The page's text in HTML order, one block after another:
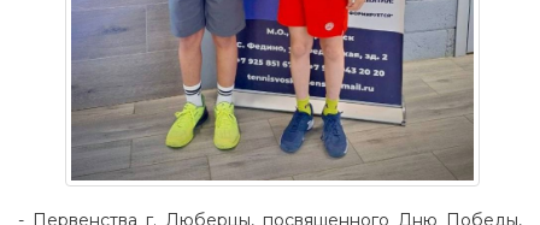
- Первенства г. Люберцы, посвященного Дню Победы,